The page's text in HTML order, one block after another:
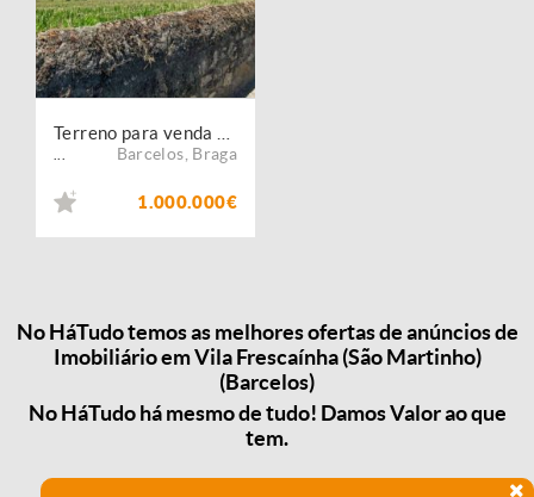
Barcelos Braga
1.000.000€
No HáTudo temos as melhores ofertas de anúncios de
Imobiliário em Vila Frescaínha (São Martinho)
(Barcelos)
No HáTudo há mesmo de tudo! Damos Valor ao que
tem.